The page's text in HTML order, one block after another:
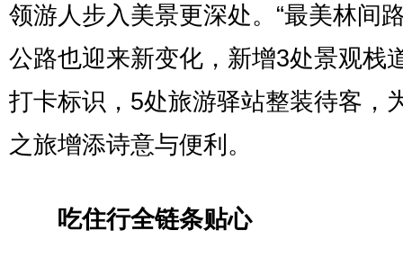
领游人步入美景更深处。“最美林间
公路也迎来新变化，新增3处景观栈
打卡标识，5处旅游驿站整装待客，
之旅增添诗意与便利。
吃住行全链条贴心